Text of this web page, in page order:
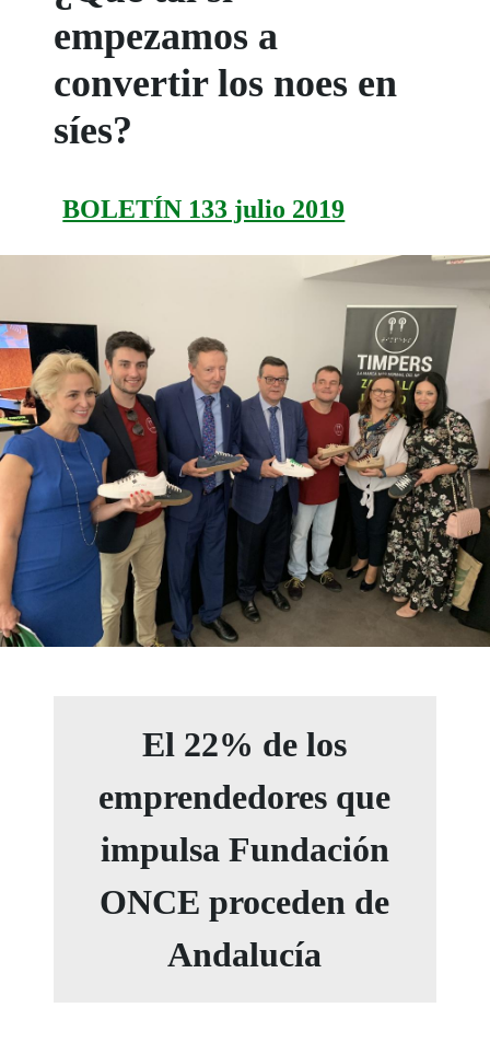
empezamos a
convertir los noes en
síes?
BOLETÍN 133 julio 2019
El 22% de los
emprendedores que
impulsa Fundación
ONCE proceden de
Andalucía